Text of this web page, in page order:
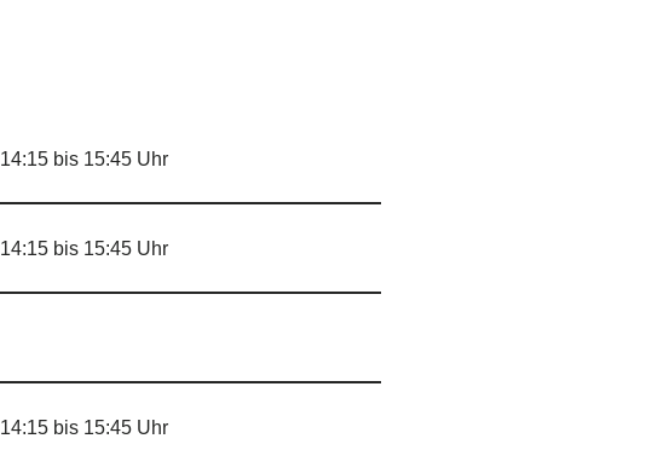
14:15 bis 15:45 Uhr
14:15 bis 15:45 Uhr
14:15 bis 15:45 Uhr